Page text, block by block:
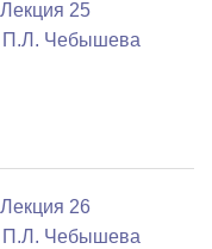
25
П.Л. Чебышева
26
П.Л. Чебышева